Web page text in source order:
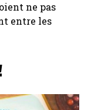
ne pas
entre les